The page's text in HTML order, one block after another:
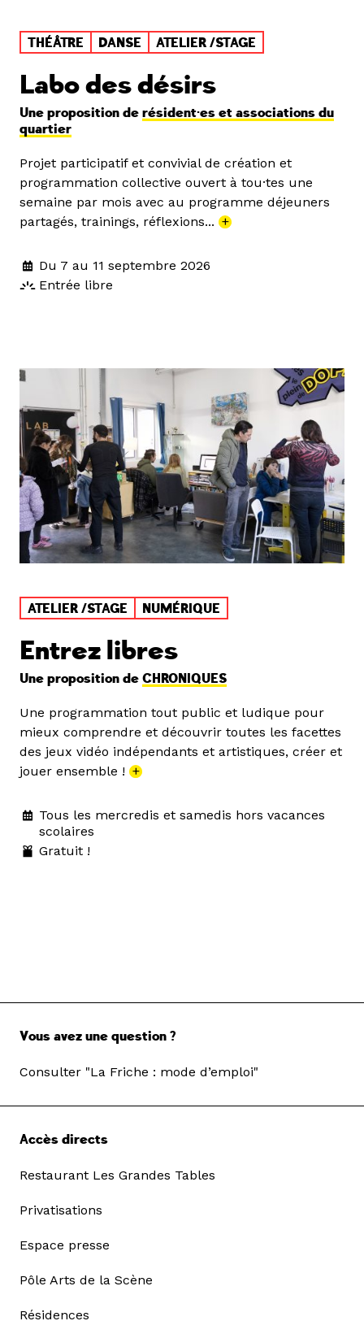
THÉÂTRE DANSE ATELIER /STAGE
Labo des désirs
Une proposition de résident·es et associations du
quartier
Projet participatif et convivial de création et
programmation collective ouvert à tou·tes une
semaine par mois avec au programme déjeuners
partagés, trainings, réflexions... +
Du 7 au 11 septembre 2026
Entrée libre
ATELIER /STAGE NUMÉRIQUE
Entrez libres
Une proposition de CHRONIQUES
Une programmation tout public et ludique pour
mieux comprendre et découvrir toutes les facettes
des jeux vidéo indépendants et artistiques, créer et
jouer ensemble ! +
Tous les mercredis et samedis hors vacances
scolaires
Gratuit !
Vous avez une question ?
Consulter "La Friche : mode d’emploi"
Accès directs
Restaurant Les Grandes Tables
Privatisations
Espace presse
Pôle Arts de la Scène
Résidences